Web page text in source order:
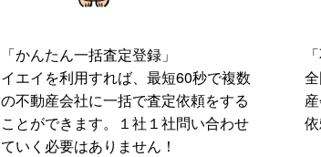
「かんたん一括査定登録」
イエイを利用すれば、最短60秒で複数
の不動産会社に一括で査定依頼をする
ことができます。１社１社問い合わせ
ていく必要はありません！